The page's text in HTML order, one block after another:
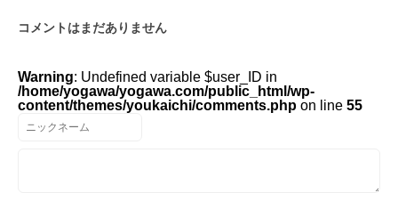
コメントはまだありません
Warning: Undefined variable $user_ID in
/home/yogawa/yogawa.com/public_html/wp-
content/themes/youkaichi/comments.php on line 55